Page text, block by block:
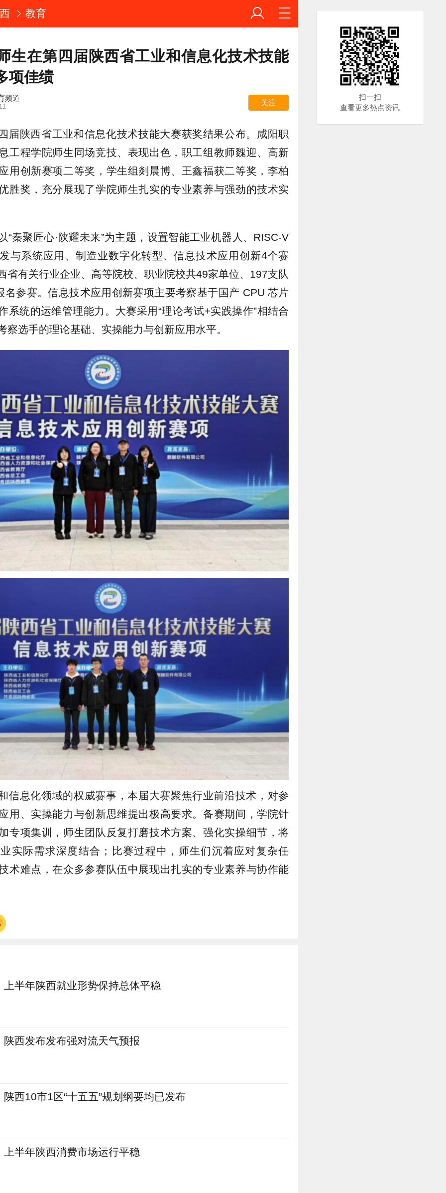
教育
生在第四届陕西省工业和信息化技术技能
项佳绩
频道
关注
届陕西省工业和信息化技术技能大赛获奖结果公布。咸阳职
工程学院师生同场竞技、表现出色，职工组教师魏迎、高新
用创新赛项二等奖，学生组剡晨博、王鑫福获二等奖，李柏
胜奖，充分展现了学院师生扎实的专业素养与强劲的技术实
“秦聚匠心·陕耀未来”为主题，设置智能工业机器人、RISC-V
与系统应用、制造业数字化转型、信息技术应用创新4个赛
省有关行业企业、高等院校、职业院校共49家单位、197支队
名参赛。信息技术应用创新赛项主要考察基于国产 CPU 芯片
系统的运维管理能力。大赛采用“理论考试+实践操作”相结合
察选手的理论基础、实操能力与创新应用水平。
信息化领域的权威赛事，本届大赛聚焦行业前沿技术，对参
用、实操能力与创新思维提出极高要求。备赛期间，学院针
专项集训，师生团队反复打磨技术方案、强化实操细节，将
实际需求深度结合；比赛过程中，师生们沉着应对复杂任
术难点，在众多参赛队伍中展现出扎实的专业素养与协作能
上半年陕西就业形势保持总体平稳
陕西发布发布强对流天气预报
陕西10市1区“十五五”规划纲要均已发布
上半年陕西消费市场运行平稳
扫一扫
查看更多热点资讯